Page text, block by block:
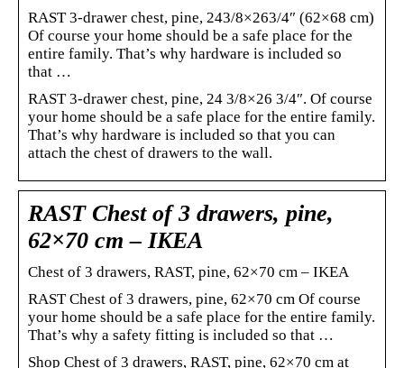
RAST 3-drawer chest, pine, 243/8×263/4″ (62×68 cm)
Of course your home should be a safe place for the
entire family. That’s why hardware is included so
that …
RAST 3-drawer chest, pine, 24 3/8×26 3/4″. Of course
your home should be a safe place for the entire family.
That’s why hardware is included so that you can
attach the chest of drawers to the wall.
RAST Chest of 3 drawers, pine,
62×70 cm – IKEA
Chest of 3 drawers, RAST, pine, 62×70 cm – IKEA
RAST Chest of 3 drawers, pine, 62×70 cm Of course
your home should be a safe place for the entire family.
That’s why a safety fitting is included so that …
Shop Chest of 3 drawers, RAST, pine, 62×70 cm at